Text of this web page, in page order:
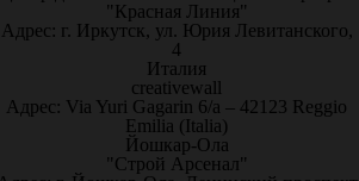
"Красная Линия"
Адрес: г. Иркутск, ул. Юрия Левитанского,
4
Италия
creativewall
Адрес: Via Yuri Gagarin 6/a – 42123 Reggio
Emilia (Italia)
Йошкар-Ола
"Строй Арсенал"